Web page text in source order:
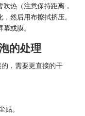
热（注意保持距离，
然后用布擦拭挤压。
或膜。
的处理
，需要更直接的干
。